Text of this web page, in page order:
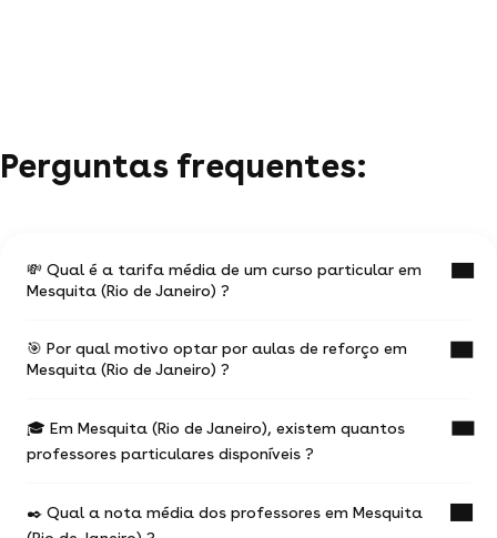
Perguntas frequentes:
💸 Qual é a tarifa média de um curso particular em
Mesquita (Rio de Janeiro) ?
O valor médio de uma aula particular
em Mesquita (Rio de Janeiro) é de R$ 48.
Esses valores podem variar de acordo com
o local do curso (online ou a domicílio) e a
localização geográfica
🎯 Por qual motivo optar por aulas de reforço em
Mesquita (Rio de Janeiro) ?
Ter aulas com um professor experiente na
temática desejada vai te ajudar a progredir mais
🎓 Em Mesquita (Rio de Janeiro), existem quantos
professores particulares disponíveis ?
426 profes particulares propõem seus serviços.
✒️ Qual a nota média dos professores em Mesquita